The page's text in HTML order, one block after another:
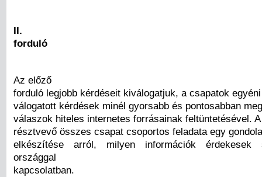
II.
forduló
Az előző
forduló legjobb kérdéseit kiválogatjuk, a csapatok
válogatott kérdések minél gyorsabb és pontosabban
válaszok hiteles internetes forrásainak feltüntetésével.
résztvevő összes csapat csoportos feladata egy
elkészítése arról, milyen információk érdekesek
országgal
kapcsolatban.